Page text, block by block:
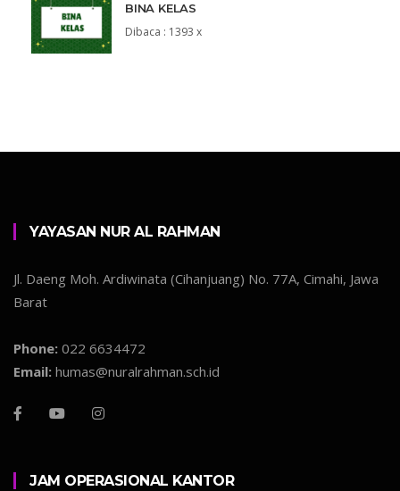
BINA KELAS
Dibaca : 1393 x
YAYASAN NUR AL RAHMAN
Jl. Daeng Moh. Ardiwinata (Cihanjuang) No. 77A, Cimahi, Jawa
Barat
Phone: 022 6634472
Email: humas@nuralrahman.sch.id
JAM OPERASIONAL KANTOR